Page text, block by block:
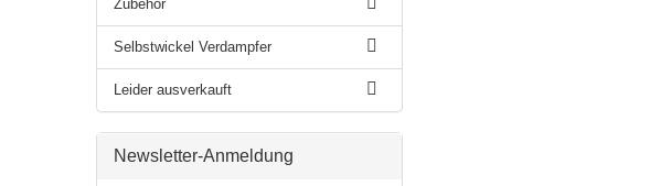
Zubehör
Selbstwickel Verdampfer
Leider ausverkauft
Newsletter-Anmeldung